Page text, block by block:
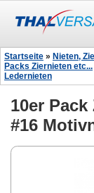
Startseite » Nieten,
Packs Ziernieten etc...
Ledernieten
10er
#16